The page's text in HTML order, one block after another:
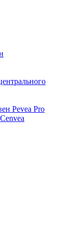
Pevea Pro